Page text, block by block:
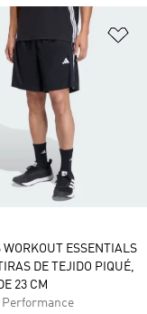
de deseos
WORKOUT ESSENTIALS
DE TEJIDO PIQUÉ,
23 CM
Performance